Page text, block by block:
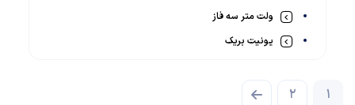
ولت متر سه فاز
یونیت بریک
1
2